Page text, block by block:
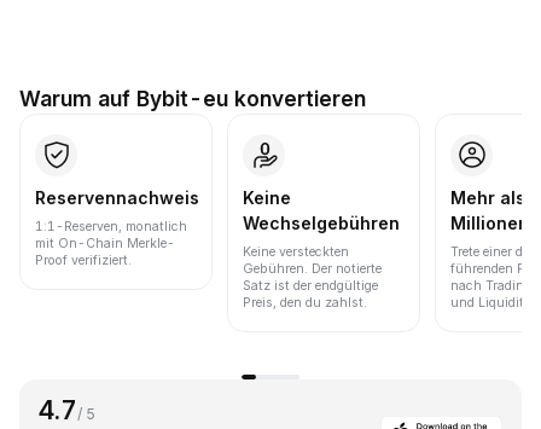
Warum auf Bybit-eu konvertieren
Reservennachweis
1:1-Reserven, monatlich
mit On-Chain Merkle-
Proof verifiziert.
Keine
Wechselgebühren
Keine versteckten
Gebühren. Der notierte
Satz ist der endgültige
Preis, den du zahlst.
Mehr als
Millionen
Trete einer der
führenden
nach Trading-
und Liquidität
4.7 / 5